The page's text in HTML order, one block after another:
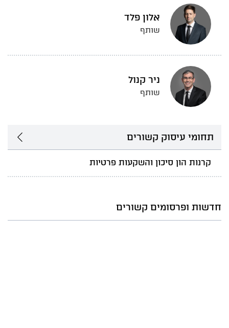
אלון פלד
שותף
ניר קנול
שותף
תחומי עיסוק קשורים
קרנות הון סיכון והשקעות פרטיות
חדשות ופרסומים קשורים